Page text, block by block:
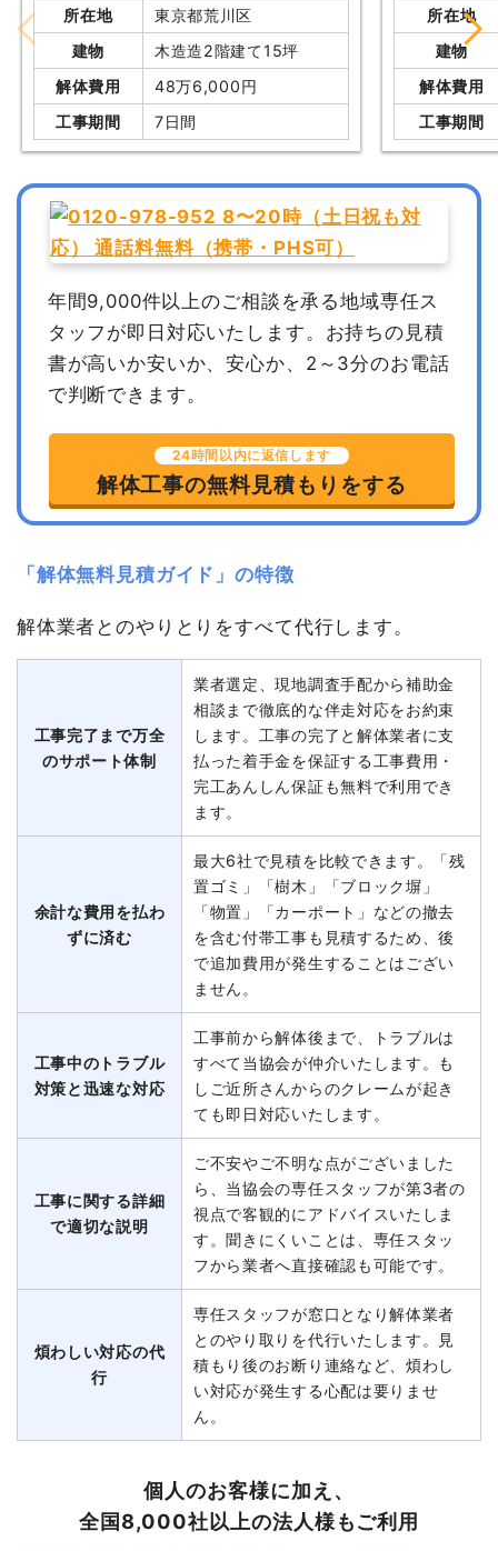
所在地
東京都荒川区
建物
木造造2階建て15坪
解体費用
48万6,000円
工事期間
7日間
所在地
建物
解体費用
工事期間
年間9,000件以上のご相談を承る地域専任ス
タッフが即日対応いたします。 お持ちの見積
書が高いか安いか、安心か、2～3分のお電話
で判断できます。
24時間以内に返信します
解体工事の無料見積もりをする
「解体無料見積ガイド」の特徴
解体業者とのやりとりをすべて代行します。
工事完了まで万全
のサポート体制
業者選定、現地調査手配から補助金
相談まで徹底的な伴走対応をお約束
します。工事の完了と解体業者に支
払った着手金を保証する工事費用・
完工あんしん保証も無料で利用でき
ます。
余計な費用を払わ
ずに済む
最大6社で見積を比較できます。「残
置ゴミ」「樹木」「ブロック塀」
「物置」「カーポート」などの撤去
を含む付帯工事も見積するため、後
で追加費用が発生することはござい
ません。
工事中のトラブル
対策と迅速な対応
工事前から解体後まで、トラブルは
すべて当協会が仲介いたします。も
しご近所さんからのクレームが起き
ても即日対応いたします。
工事に関する詳細
で適切な説明
ご不安やご不明な点がございました
ら、当協会の専任スタッフが第3者の
視点で客観的にアドバイスいたしま
す。聞きにくいことは、専任スタッ
フから業者へ直接確認も可能です。
煩わしい対応の代
行
専任スタッフが窓口となり解体業者
とのやり取りを代行いたします。見
積もり後のお断り連絡など、煩わし
い対応が発生する心配は要りませ
ん。
個人のお客様に加え、
全国8,000社以上の法人様もご利用